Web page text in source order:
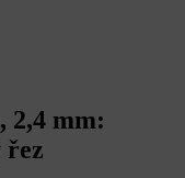
2,4 mm:
řez